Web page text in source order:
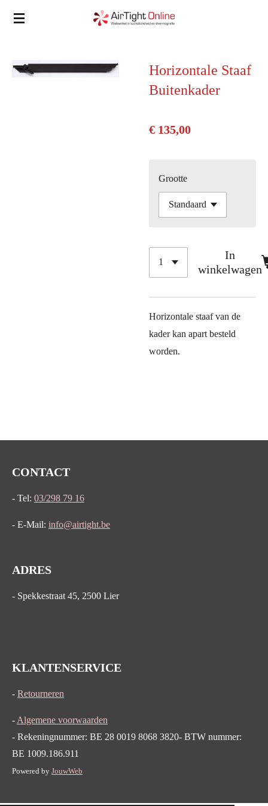
Ga
de
Horizontale Staaf
Buitenkader
€ 135,00
Grootte
In
winkelwagen
Horizontale staaf van de
kader kan apart besteld
worden.
CONTACT
- Tel: 03/298 79 16
- E-Mail: info@airtight.be
ADRES
- Spekkestraat 45, 2500 Lier
KLANTENSERVICE
- Retourneren
- Algemene voorwaarden
- Rekeningnummer: BE 28 0019 8068 3820- BTW nummer:
BE 1009.186.911
Powered by JouwWeb